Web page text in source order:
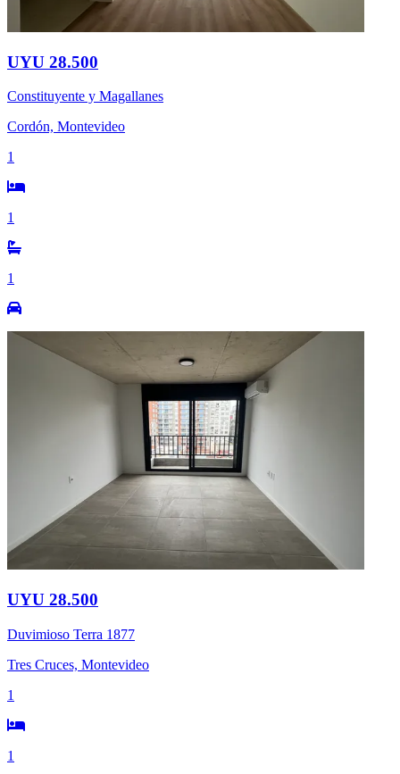
UYU 28.500
Constituyente y Magallanes
Cordón, Montevideo
1
1
1
UYU 28.500
Duvimioso Terra 1877
Tres Cruces, Montevideo
1
1